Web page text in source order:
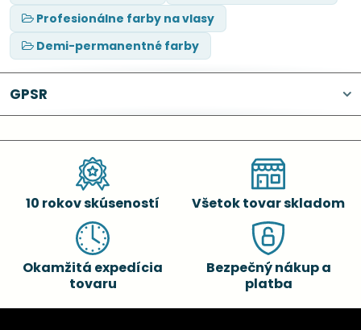
Profesionálne farby na vlasy
Demi-permanentné farby
GPSR
10 rokov skúseností Všetok tovar skladom
Okamžitá expedícia
tovaru
Bezpečný nákup a
platba